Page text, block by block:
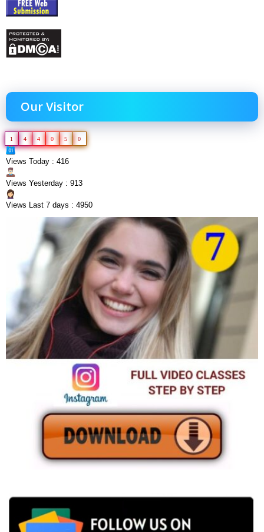
Our Visitor
1 4 4 0 5 0
Views Today : 416
Views Yesterday : 913
Views Last 7 days : 4950